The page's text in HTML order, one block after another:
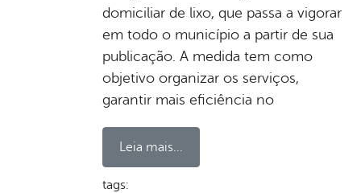
domiciliar de lixo, que passa a vigorar
em todo o município a partir de sua
publicação. A medida tem como
objetivo organizar os serviços,
garantir mais eficiência no
Leia mais...
tags: